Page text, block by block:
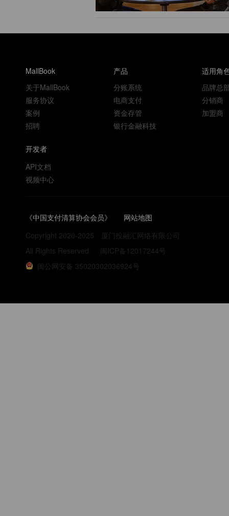
MallBook
关于MallBook
服务协议
案例
招聘
开发者
API文档
视频中心
产品
分账系统
电商支付
资金存管
银行金融科技
适用角
品牌总
分销商
加盟商
《中国支付清算协会会员》
网站地图
Copyright 2020-2025 厦门投融汇网络有限公司
All Rights Reserved 闽ICP备12017244号
闽公网安备 35020302036924号